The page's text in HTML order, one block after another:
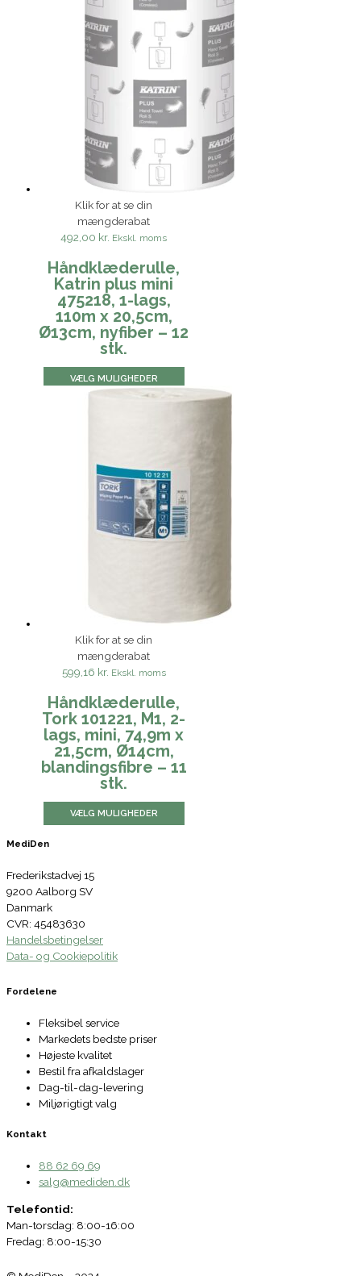
Klik for at se din
mængderabat
492,00 kr. Ekskl. moms
Håndklæderulle,
Katrin plus mini
475218, 1-lags,
110m x 20,5cm,
Ø13cm, nyfiber – 12
stk.
VÆLG MULIGHEDER
Klik for at se din
mængderabat
599,16 kr. Ekskl. moms
Håndklæderulle,
Tork 101221, M1, 2-
lags, mini, 74,9m x
21,5cm, Ø14cm,
blandingsfibre – 11
stk.
VÆLG MULIGHEDER
MediDen
Frederikstadvej 15
9200 Aalborg SV
Danmark
CVR: 45483630
Handelsbetingelser
Data- og Cookiepolitik
Fordelene
Fleksibel service
Markedets bedste priser
Højeste kvalitet
Bestil fra afkaldslager
Dag-til-dag-levering
Miljørigtigt valg
Kontakt
88 62 69 69
salg@mediden.dk
Telefontid:
Man-torsdag: 8:00-16:00
Fredag: 8:00-15:30